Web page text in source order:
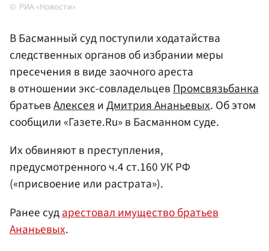
РИА «Новости»
В Басманный суд поступили ходатайства
следственных органов об избрании меры
пресечения в виде заочного ареста
в отношении экс-совладельцевПромсвязьбанка
братьевАлексеяиДмитрия Ананьевых. Об этом
сообщили «Газете.Ru» в Басманном суде.
Их обвиняют в преступления,
предусмотренного ч.4 ст.160 УК РФ
(«присвоение или растрата»).
Ранее сударестовал имущество братьев
Ананьевых.